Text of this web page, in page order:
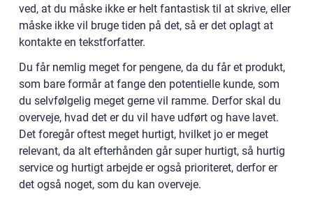
ved, at du måske ikke er helt fantastisk til at skrive, eller
måske ikke vil bruge tiden på det, så er det oplagt at
kontakte en tekstforfatter.
Du får nemlig meget for pengene, da du får et produkt,
som bare formår at fange den potentielle kunde, som
du selvfølgelig meget gerne vil ramme. Derfor skal du
overveje, hvad det er du vil have udført og have lavet.
Det foregår oftest meget hurtigt, hvilket jo er meget
relevant, da alt efterhånden går super hurtigt, så hurtig
service og hurtigt arbejde er også prioriteret, derfor er
det også noget, som du kan overveje.